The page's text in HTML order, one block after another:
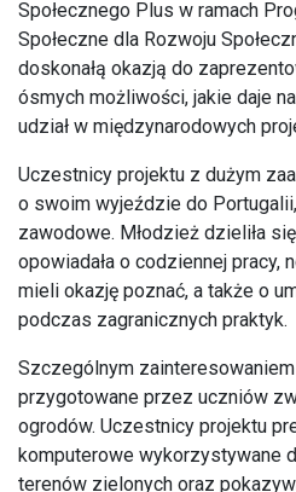
Społecznego Plus w ramach
Społeczne dla Rozwoju
doskonałą okazją do
ósmych możliwości, jakie daje
udział w międzynarodowych
Uczestnicy projektu z dużym
o swoim wyjeździe do
zawodowe. Młodzież dzieliła
opowiadała o codziennej pracy,
mieli okazję poznać, a także o
podczas zagranicznych praktyk.
Szczególnym
przygotowane przez uczniów
ogrodów. Uczestnicy projektu
komputerowe wykorzystywane
terenów zielonych oraz